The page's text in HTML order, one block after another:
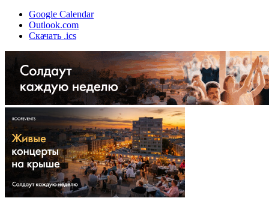
Google Calendar
Outlook.com
Скачать .ics